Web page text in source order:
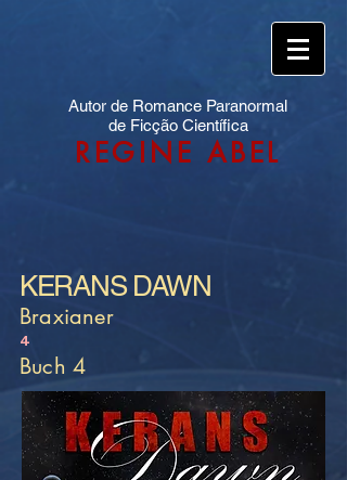
Autor de Romance Paranormal
de Ficção Científica
REGINE ABEL
KERANS DAWN
Braxianer
4
Buch 4